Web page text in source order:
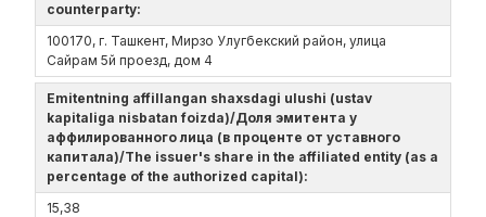
counterparty:
100170, г. Ташкент, Мирзо Улугбекский район, улица
Сайрам 5й проезд, дом 4
Emitentning affillangan shaxsdagi ulushi (ustav
kapitaliga nisbatan foizda)/Доля эмитента у
аффилированного лица (в проценте от уставного
капитала)/The issuer's share in the affiliated entity (as a
percentage of the authorized capital):
15,38